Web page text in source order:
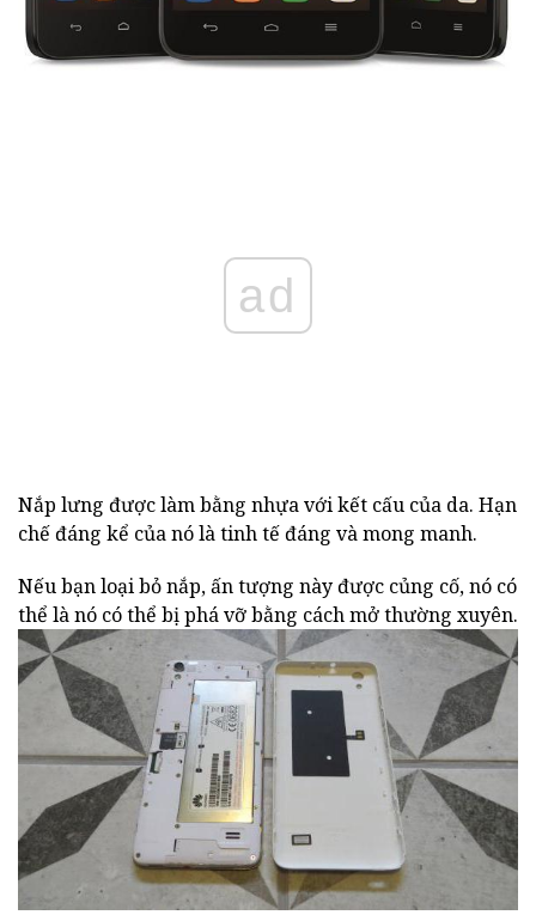
ad
Nắp lưng được làm bằng nhựa với kết cấu của da. Hạn
chế đáng kể của nó là tinh tế đáng và mong manh.
Nếu bạn loại bỏ nắp, ấn tượng này được củng cố, nó có
thể là nó có thể bị phá vỡ bằng cách mở thường xuyên.